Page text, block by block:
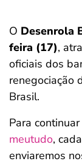
O Desenrola
feira (17),
oficiais dos
renegociação
Brasil.
Para
meutudo,
enviaremos